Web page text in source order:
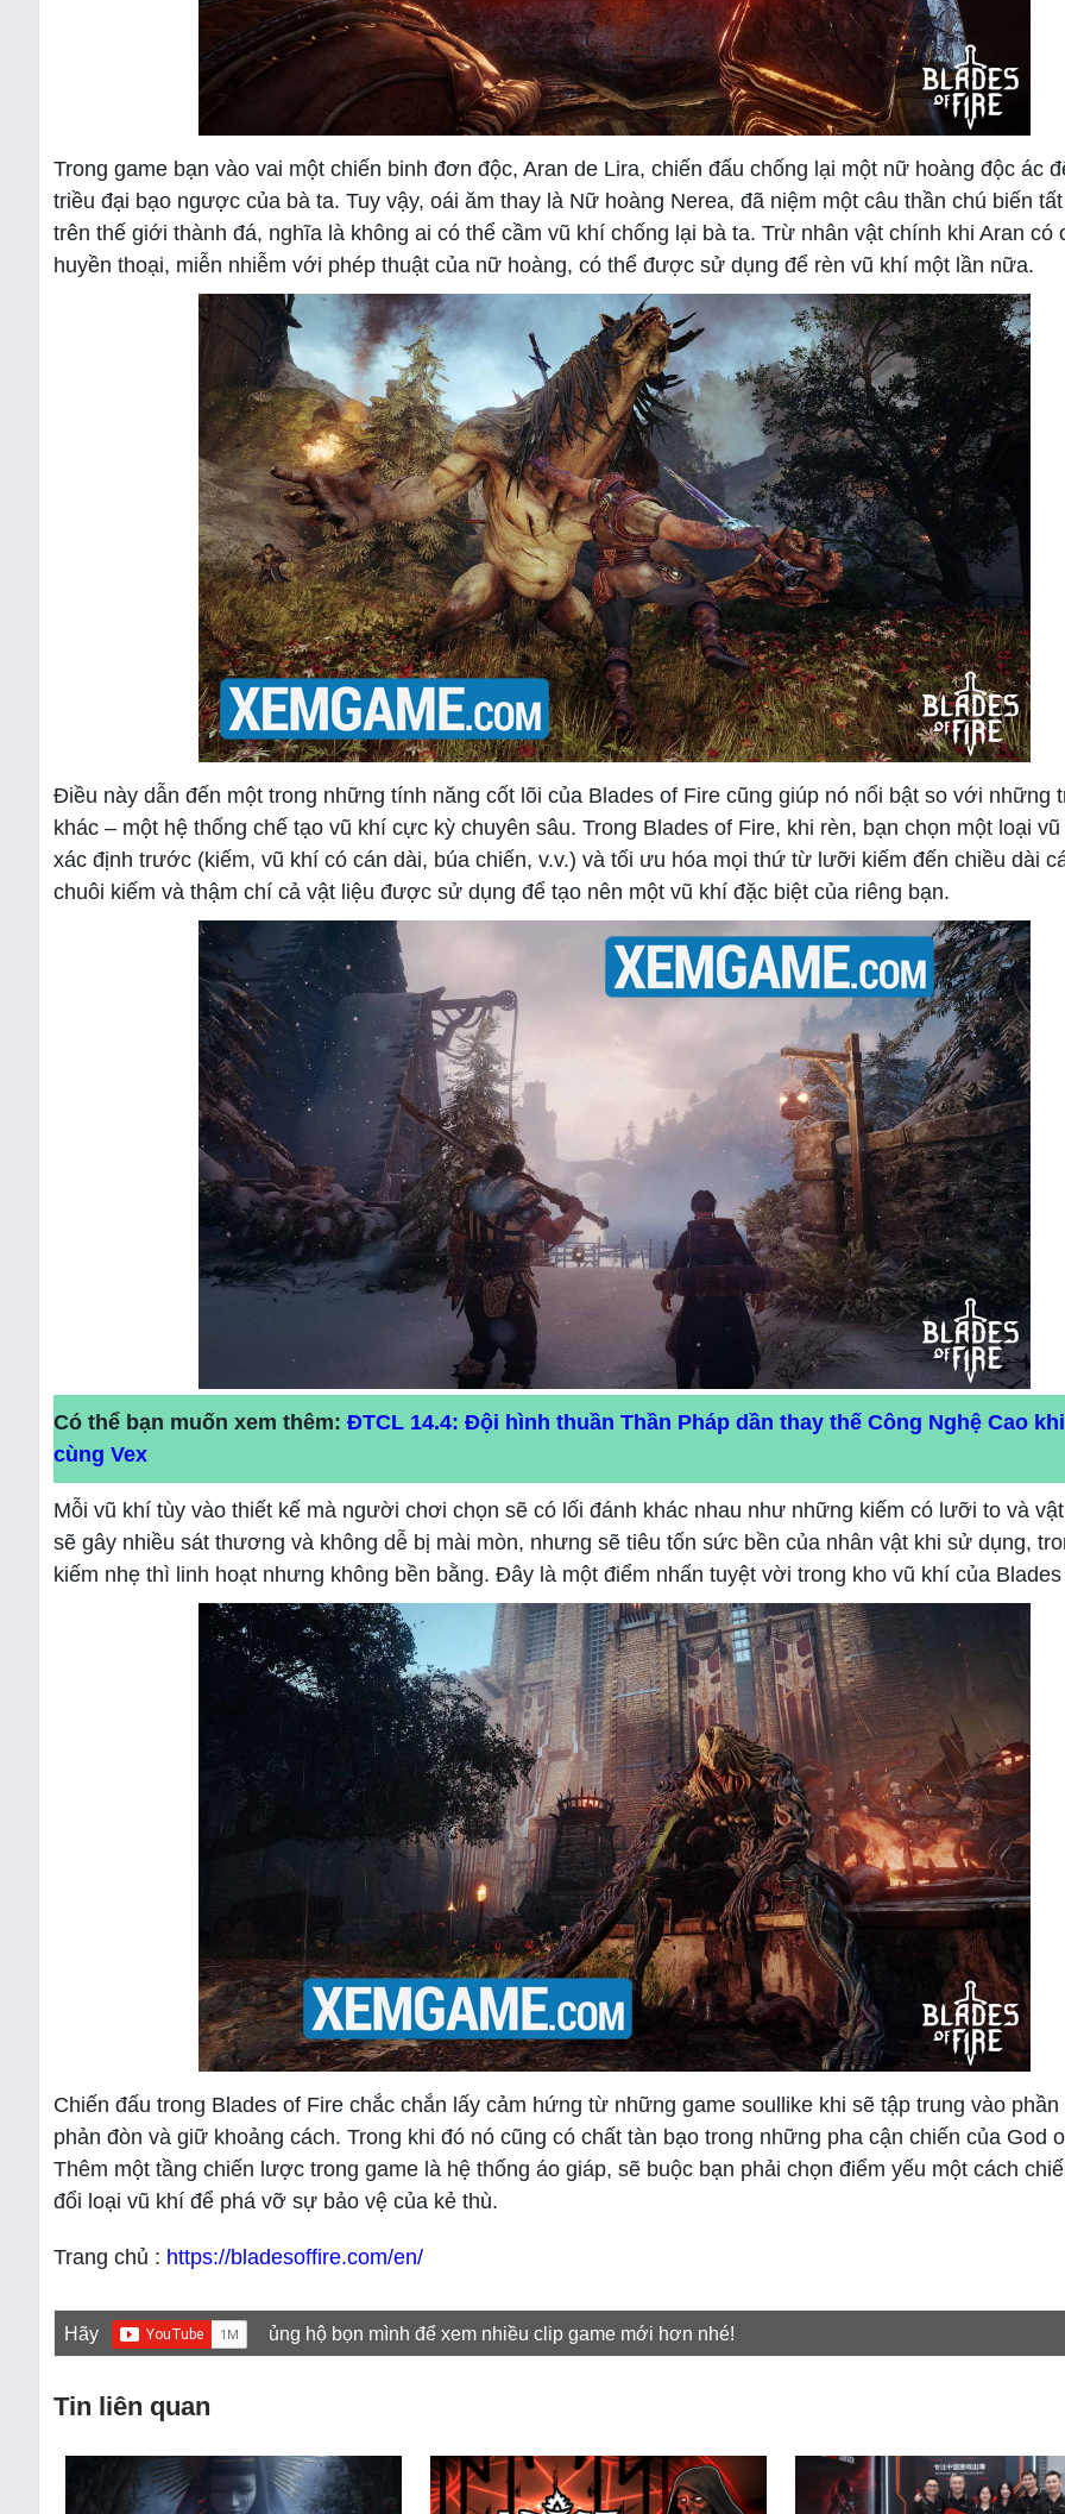
Trong game bạn vào vai một chiến binh đơn độc, Aran de Lira, chiến đấu chống lại một nữ hoàng độc ác
triều đại bạo ngược của bà ta. Tuy vậy, oái ăm thay là Nữ hoàng Nerea, đã niệm một câu thần chú biến
trên thế giới thành đá, nghĩa là không ai có thể cầm vũ khí chống lại bà ta. Trừ nhân vật chính khi Aran có
huyền thoại, miễn nhiễm với phép thuật của nữ hoàng, có thể được sử dụng để rèn vũ khí một lần nữa.
Điều này dẫn đến một trong những tính năng cốt lõi của Blades of Fire cũng giúp nó nổi bật so với những
khác – một hệ thống chế tạo vũ khí cực kỳ chuyên sâu. Trong Blades of Fire, khi rèn, bạn chọn một loại
xác định trước (kiếm, vũ khí có cán dài, búa chiến, v.v.) và tối ưu hóa mọi thứ từ lưỡi kiếm đến chiều dài
chuôi kiếm và thậm chí cả vật liệu được sử dụng để tạo nên một vũ khí đặc biệt của riêng bạn.
Có thể bạn muốn xem thêm: ĐTCL 14.4: Đội hình thuần Thần Pháp dần thay thế Công Nghệ Cao
cùng Vex
Mỗi vũ khí tùy vào thiết kế mà người chơi chọn sẽ có lối đánh khác nhau như những kiếm có lưỡi to và
sẽ gây nhiều sát thương và không dễ bị mài mòn, nhưng sẽ tiêu tốn sức bền của nhân vật khi sử dụng,
kiếm nhẹ thì linh hoạt nhưng không bền bằng. Đây là một điểm nhấn tuyệt vời trong kho vũ khí của
Chiến đấu trong Blades of Fire chắc chắn lấy cảm hứng từ những game soullike khi sẽ tập trung vào phần
phản đòn và giữ khoảng cách. Trong khi đó nó cũng có chất tàn bạo trong những pha cận chiến của God
Thêm một tầng chiến lược trong game là hệ thống áo giáp, sẽ buộc bạn phải chọn điểm yếu một cách
đổi loại vũ khí để phá vỡ sự bảo vệ của kẻ thù.
Trang chủ : https://bladesoffire.com/en/
Hãy ủng hộ bọn mình để xem nhiều clip game mới hơn nhé!
Tin liên quan